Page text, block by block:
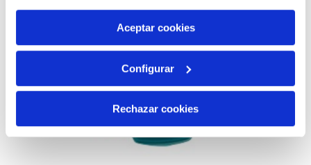
por tanto no se pueden desactivar. Puedes consultar
más información en nuestraPolítica de Cookies
Aceptar cookies
Configurar
Rechazar cookies